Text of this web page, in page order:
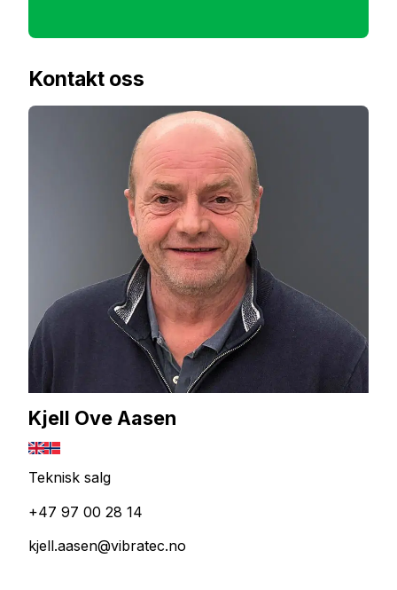
Kontakt oss
Kjell Ove Aasen
Teknisk salg
+47 97 00 28 14
kjell.aasen@vibratec.no